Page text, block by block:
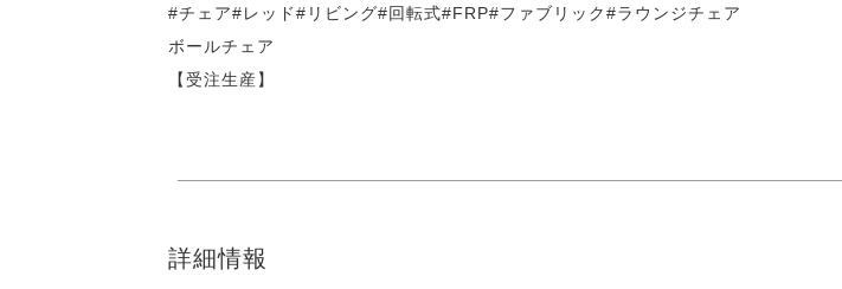
#チェア#レッド#リビング#回転式#FRP#ファブリック#ラウンジチェア
ボールチェア
【受注生産】
詳細情報